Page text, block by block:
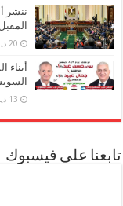
المقبل
20 ديسمبر، 2020
أبناء
13 ديسمبر، 2020
تابعنا على فيسبوك